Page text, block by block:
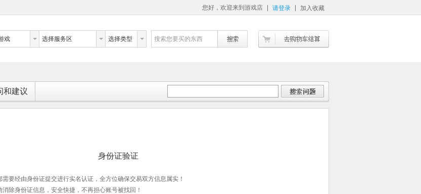
您好，欢迎来到游戏店 请登录 加入收藏
戏 选择服务区 选择类型 搜索您要买的东西
和建议
身份证验证
要经由身份证提交进行实名认证，全方位确保交易双方信息属实！
除身份证信息，安全快捷，不再担心账号被找回！